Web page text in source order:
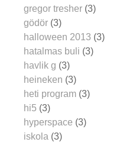
gregor tresher (3)
gödör (3)
halloween 2013 (3)
hatalmas buli (3)
havlik g (3)
heineken (3)
heti program (3)
hi5 (3)
hyperspace (3)
iskola (3)